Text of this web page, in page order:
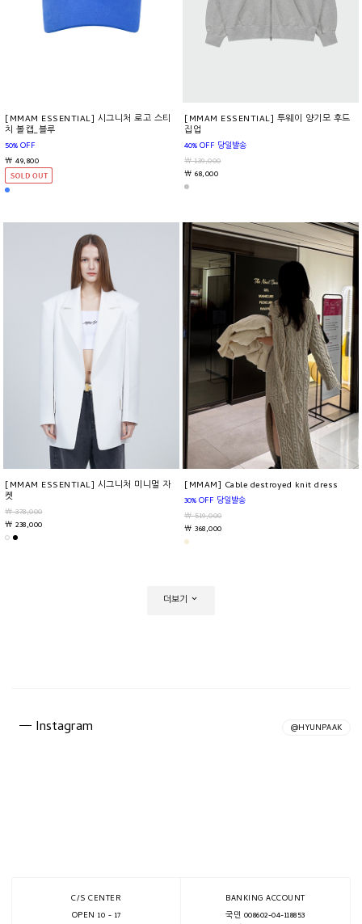
[MMAM ESSENTIAL] 시그니처 로고 스티
치 볼캡_블루
50% OFF
￦ 49,800
[MMAM ESSENTIAL] 투웨이 양기모 후드
집업
40% OFF 당일발송
￦ 139,000
￦ 68,000
[MMAM ESSENTIAL] 시그니처 미니멀 자
켓
￦ 378,000
￦ 238,000
[MMAM] Cable destroyed knit dress
30% OFF 당일발송
￦ 519,000
￦ 368,000
더보기
Instagram @HYUNPAAK
C/S CENTER
OPEN 10 - 17
BANKING ACCOUNT
국민 008602-04-118853